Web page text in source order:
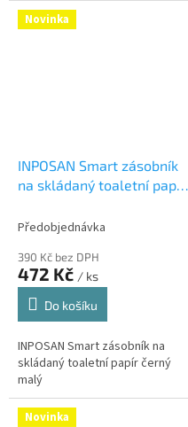
Novinka
INPOSAN Smart zásobník
na skládaný toaletní papír
Předobjednávka
390 Kč bez DPH
472 Kč / ks
Do košíku
INPOSAN Smart zásobník na
skládaný toaletní papír černý
malý
Novinka